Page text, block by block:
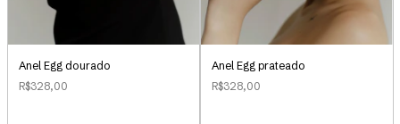
Anel Egg dourado
R$328,00
Anel Egg prateado
R$328,00